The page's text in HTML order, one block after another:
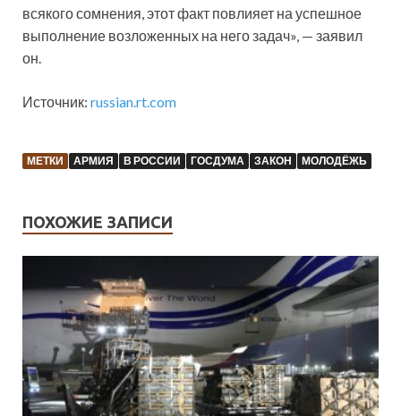
всякого сомнения, этот факт повлияет на успешное
выполнение возложенных на него задач», — заявил
он.
Источник: russian.rt.com
МЕТКИ АРМИЯ В РОССИИ ГОСДУМА ЗАКОН МОЛОДЁЖЬ
ПОХОЖИЕ ЗАПИСИ